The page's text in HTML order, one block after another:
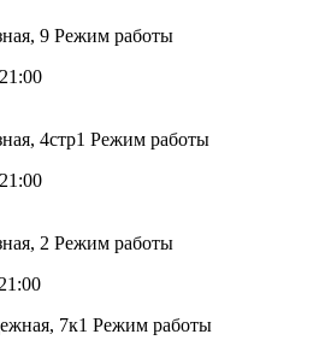
9 Режим работы
4стр1 Режим работы
2 Режим работы
7к1 Режим работы